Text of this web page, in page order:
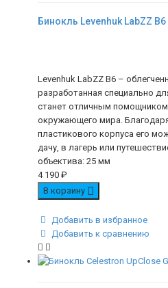
Бинокль Levenhuk LabZZ B6
Levenhuk LabZZ B6 –
разработанная специально
станет отличным помощником
окружающего мира.
пластикового корпуса его
дачу, в лагерь или
объектива: 25 мм
4 190 ₽
В корзину
Добавить в избранное
Добавить к сравнению